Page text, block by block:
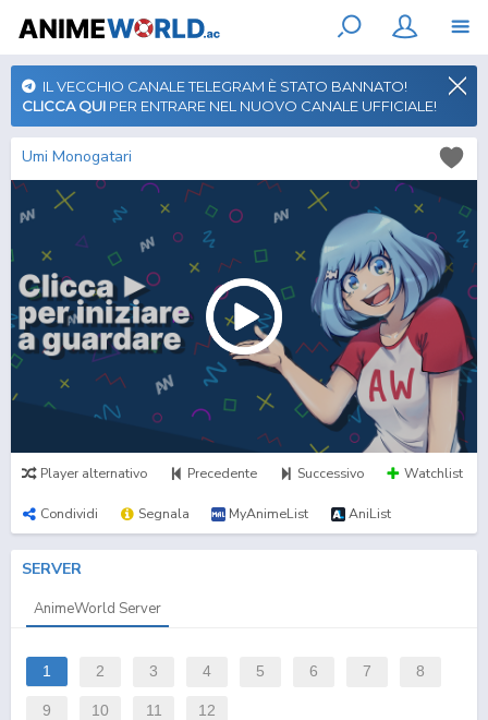
IL VECCHIO CANALE TELEGRAM È STATO BANNATO!
CLICCA QUI PER ENTRARE NEL NUOVO CANALE UFFICIALE!
Umi Monogatari
Player alternativo Precedente Successivo Watchlist
Condividi Segnala MyAnimeList AniList
SERVER
AnimeWorld Server
1 2 3 4 5 6 7 8
9 10 11 12